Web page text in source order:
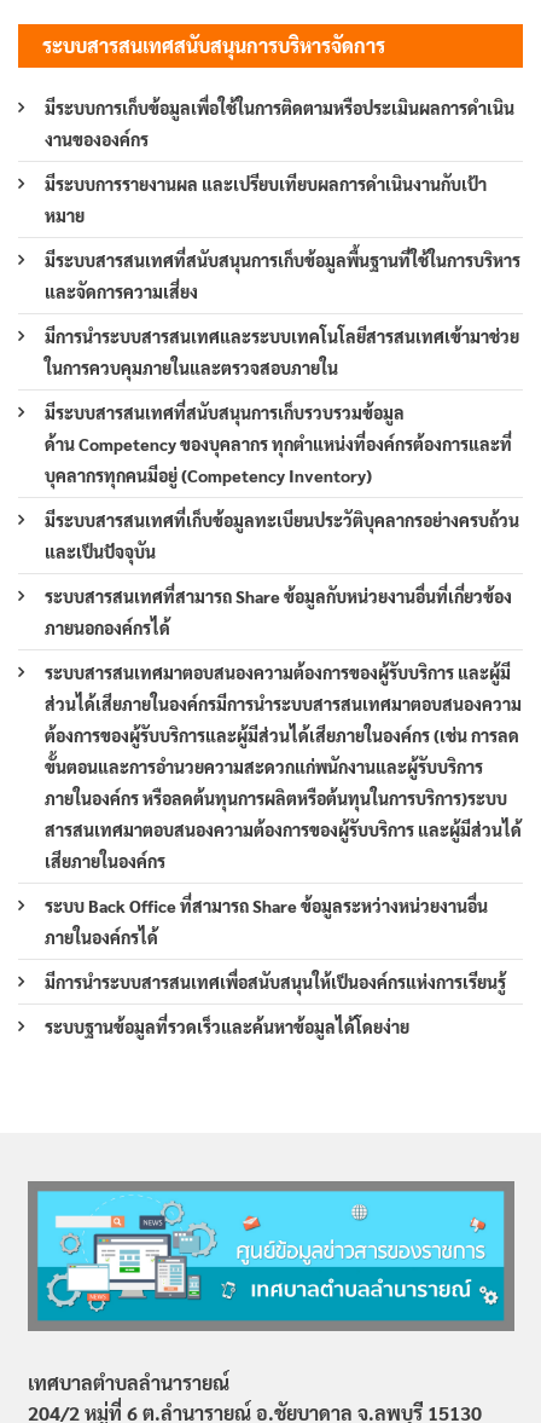
ระบบสารสนเทศสนับสนุนการบริหารจัดการ
มีระบบการเก็บข้อมูลเพื่อใช้ในการติดตามหรือประเมินผลการดำเนิน
งานขององค์กร
มีระบบการรายงานผล และเปรียบเทียบผลการดำเนินงานกับเป้า
หมาย
มีระบบสารสนเทศที่สนับสนุนการเก็บข้อมูลพื้นฐานที่ใช้ในการบริหาร
และจัดการความเสี่ยง
มีการนำระบบสารสนเทศและระบบเทคโนโลยีสารสนเทศเข้ามาช่วย
ในการควบคุมภายในและตรวจสอบภายใน
มีระบบสารสนเทศที่สนับสนุนการเก็บรวบรวมข้อมูล
ด้าน Competency ของบุคลากร ทุกตำแหน่งที่องค์กรต้องการและที่
บุคลากรทุกคนมีอยู่ (Competency Inventory)
มีระบบสารสนเทศที่เก็บข้อมูลทะเบียนประวัติบุคลากรอย่างครบถ้วน
และเป็นปัจจุบัน
ระบบสารสนเทศที่สามารถ Share ข้อมูลกับหน่วยงานอื่นที่เกี่ยวข้อง
ภายนอกองค์กรได้
ระบบสารสนเทศมาตอบสนองความต้องการของผู้รับบริการ และผู้มี
ส่วนได้เสียภายในองค์กรมีการนำระบบสารสนเทศมาตอบสนองความ
ต้องการของผู้รับบริการและผู้มีส่วนได้เสียภายในองค์กร (เช่น การลด
ขั้นตอนและการอำนวยความสะดวกแก่พนักงานและผู้รับบริการ
ภายในองค์กร หรือลดต้นทุนการผลิตหรือต้นทุนในการบริการ)ระบบ
สารสนเทศมาตอบสนองความต้องการของผู้รับบริการ และผู้มีส่วนได้
เสียภายในองค์กร
ระบบ Back Office ที่สามารถ Share ข้อมูลระหว่างหน่วยงานอื่น
ภายในองค์กรได้
มีการนำระบบสารสนเทศเพื่อสนับสนุนให้เป็นองค์กรแห่งการเรียนรู้
ระบบฐานข้อมูลที่รวดเร็วและค้นหาข้อมูลได้โดยง่าย
เทศบาลตำบลลำนารายณ์
204/2 หมู่ที่ 6 ต.ลำนารายณ์ อ.ชัยบาดาล จ.ลพบุรี 15130